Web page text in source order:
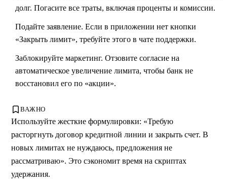
долг. Погасите все траты, включая проценты и комиссии.
Подайте заявление. Если в приложении нет кнопки
«Закрыть лимит», требуйте этого в чате поддержки.
Заблокируйте маркетинг. Отзовите согласие на
автоматическое увеличение лимита, чтобы банк не
восстановил его по «акции».
ВАЖНО
Используйте жесткие формулировки: «Требую
расторгнуть договор кредитной линии и закрыть счет. В
новых лимитах не нуждаюсь, предложения не
рассматриваю». Это сэкономит время на скриптах
удержания.